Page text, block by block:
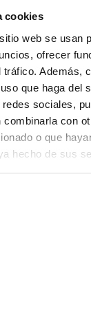
cookies
web se usan
ofrecer
Además,
que haga del
sociales,
combinarla con
o que
hecho de sus